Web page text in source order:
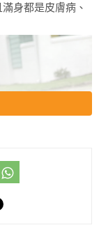
身都是皮膚病、